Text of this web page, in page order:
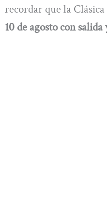
recordar que la
10 de agosto con